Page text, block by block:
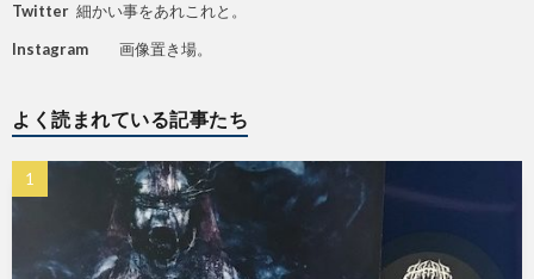
Twitter 細かい事をあれこれと。
Instagram 画像置き場。
よく読まれている記事たち